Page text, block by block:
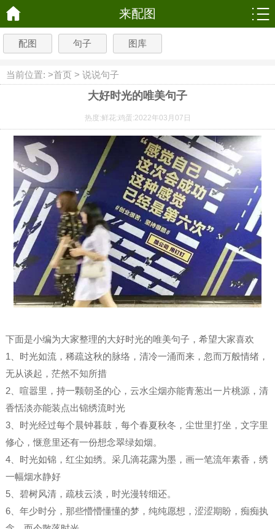
来配图
配图 句子 图库
当前位置: >首页 > 说说句子
大好时光的唯美句子
热度:鲜花:鸡蛋:2022年03月07日
下面是小编为大家整理的大好时光的唯美句子，希望大家喜欢
1、时光如流，稀疏这秋的脉络，清冷一涌而来，忽而万般情绪，
无从谈起，茫然不知所措
2、喧嚣里，持一颗朝圣的心，云水尘烟亦能青葱出一片桃源，清
香恬淡亦能装点出锦绣流时光
3、时光经过每个晨钟暮鼓，每个春夏秋冬，尘世里打坐，文字里
修心，惬意里还有一份想念翠绿如烟。
4、时光如锦，红尘如绣。采几滴花露为墨，画一笔流年素香，绣
一幅烟水静好
5、碧树风清，疏枝云淡，时光漫转细还。
6、年少时分，那些懵懵懂懂的梦，纯纯愿想，涩涩期盼，痴痴执